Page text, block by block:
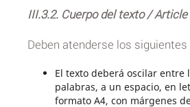
III.3.2. Cuerpo del texto /
Deben atenderse los
El texto deberá oscilar entre
palabras, a un espacio, en
formato A4, con márgenes